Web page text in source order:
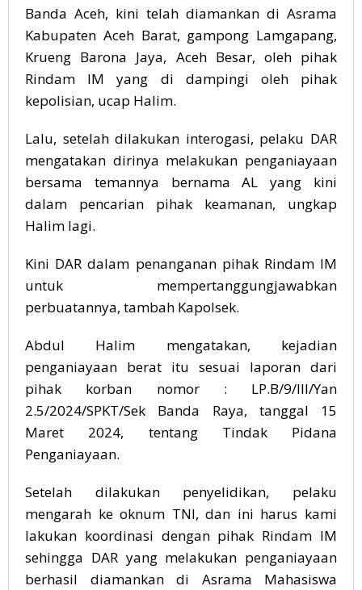
Banda Aceh, kini telah diamankan di Asrama
Kabupaten Aceh Barat, gampong Lamgapang,
Krueng Barona Jaya, Aceh Besar, oleh pihak
Rindam IM yang di dampingi oleh pihak
kepolisian, ucap Halim.
Lalu, setelah dilakukan interogasi, pelaku DAR
mengatakan dirinya melakukan penganiayaan
bersama temannya bernama AL yang kini
dalam pencarian pihak keamanan, ungkap
Halim lagi.
Kini DAR dalam penanganan pihak Rindam IM
untuk mempertanggungjawabkan
perbuatannya, tambah Kapolsek.
Abdul Halim mengatakan, kejadian
penganiayaan berat itu sesuai laporan dari
pihak korban nomor : LP.B/9/III/Yan
2.5/2024/SPKT/Sek Banda Raya, tanggal 15
Maret 2024, tentang Tindak Pidana
Penganiayaan.
Setelah dilakukan penyelidikan, pelaku
mengarah ke oknum TNI, dan ini harus kami
lakukan koordinasi dengan pihak Rindam IM
sehingga DAR yang melakukan penganiayaan
berhasil diamankan di Asrama Mahasiswa